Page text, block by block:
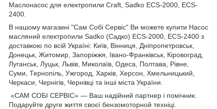
Маслонасос для електропили Craft, Sadko ECS-2000, ECS-
2400.
В нашому магазині "Сам Собі Сервіс" Ви можете купити Насос
масляний електропили Sadko (Садко) ECS-2000, ECS-2400 з
доставкою по всій Україні: Київ, Вінниця, Дніпропетровськ,
Донецьк, Житомир, Запоріжжя, Івано-Франківськ, Кіровоград,
Луганськ, Луцьк, Львів, Миколаїв, Одеса, Полтава, Рівне,
Суми, Тернопіль, Ужгород, Харків, Херсон, Хмельницький,
Черкаси, Чернігів, Чернівці та інші міста України.
«САМ СОБІ СЕРВІС» — Ваш надійний партнер і помічник.
Подаруйте друге життя своєї бензомоторной техніці.